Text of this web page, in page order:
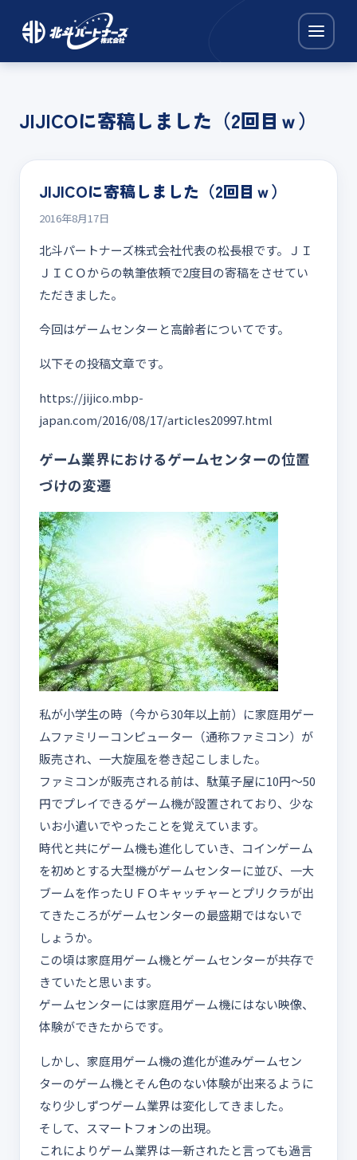
JIJICOに寄稿しました（2回目ｗ）
JIJICOに寄稿しました（2回目ｗ）
2016年8月17日
北斗パートナーズ株式会社代表の松長根です。ＪＩ
ＪＩＣＯからの執筆依頼で2度目の寄稿をさせてい
ただきました。
今回はゲームセンターと高齢者についてです。
以下その投稿文章です。
https://jijico.mbp-
japan.com/2016/08/17/articles20997.html
ゲーム業界におけるゲームセンターの位置
づけの変遷
私が小学生の時（今から30年以上前）に家庭用ゲー
ムファミリーコンピューター（通称ファミコン）が
販売され、一大旋風を巻き起こしました。
ファミコンが販売される前は、駄菓子屋に10円～50
円でプレイできるゲーム機が設置されており、少な
いお小遣いでやったことを覚えています。
時代と共にゲーム機も進化していき、コインゲーム
を初めとする大型機がゲームセンターに並び、一大
ブームを作ったＵＦＯキャッチャーとプリクラが出
てきたころがゲームセンターの最盛期ではないで
しょうか。
この頃は家庭用ゲーム機とゲームセンターが共存で
きていたと思います。
ゲームセンターには家庭用ゲーム機にはない映像、
体験ができたからです。
しかし、家庭用ゲーム機の進化が進みゲームセン
ターのゲーム機とそん色のない体験が出来るように
なり少しずつゲーム業界は変化してきました。
そして、スマートフォンの出現。
これによりゲーム業界は一新されたと言っても過言